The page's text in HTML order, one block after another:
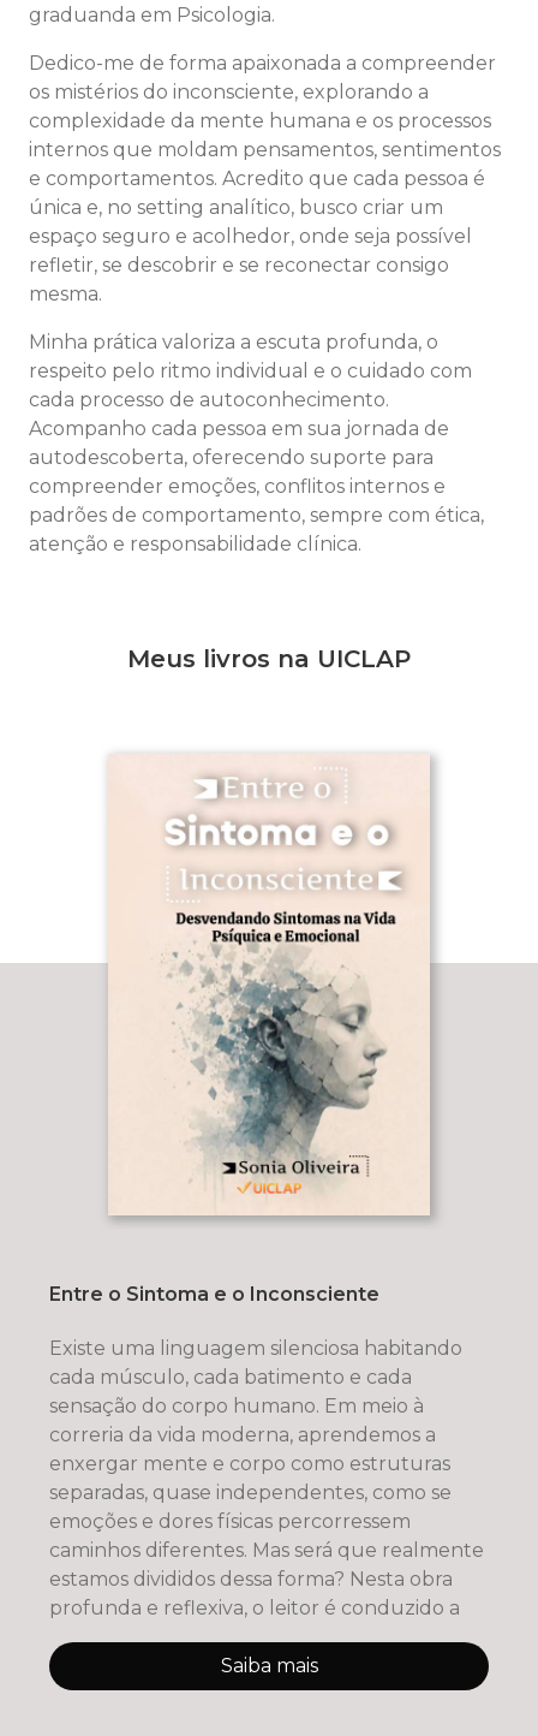
graduanda em Psicologia.
Dedico-me de forma apaixonada a compreender
os mistérios do inconsciente, explorando a
complexidade da mente humana e os processos
internos que moldam pensamentos, sentimentos
e comportamentos. Acredito que cada pessoa é
única e, no setting analítico, busco criar um
espaço seguro e acolhedor, onde seja possível
refletir, se descobrir e se reconectar consigo
mesma.
Minha prática valoriza a escuta profunda, o
respeito pelo ritmo individual e o cuidado com
cada processo de autoconhecimento.
Acompanho cada pessoa em sua jornada de
autodescoberta, oferecendo suporte para
compreender emoções, conflitos internos e
padrões de comportamento, sempre com ética,
atenção e responsabilidade clínica.
Meus livros na UICLAP
Entre o Sintoma e o Inconsciente
Existe uma linguagem silenciosa habitando
cada músculo, cada batimento e cada
sensação do corpo humano. Em meio à
correria da vida moderna, aprendemos a
enxergar mente e corpo como estruturas
separadas, quase independentes, como se
emoções e dores físicas percorressem
caminhos diferentes. Mas será que realmente
estamos divididos dessa forma? Nesta obra
profunda e reflexiva, o leitor é conduzido a
Saiba mais